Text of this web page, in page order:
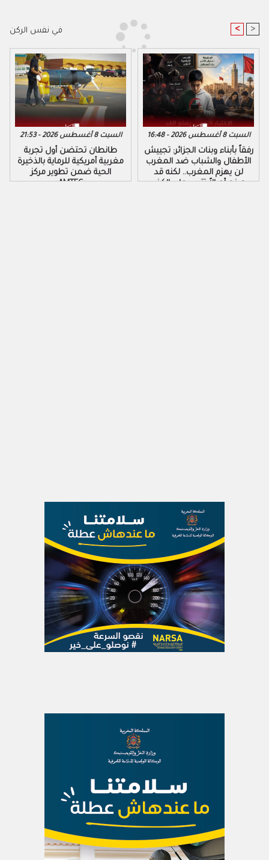
في نفس الركن < >
السبت 8 أغسطس 2026 - 21:53
طانطان تحتضن أول تجربة
مغربية أمريكية للرماية بالذخيرة
الحية ضمن تطوير مركز
«AMTEC»
السبت 8 أغسطس 2026 - 16:48
رفقاً بأبناء وبنات الجزائر: تجييش
الأطفال والشباب ضد المغرب
لن يهزم المغرب.. لكنه قد
يصنع أجيالاً تتربى على الكذب